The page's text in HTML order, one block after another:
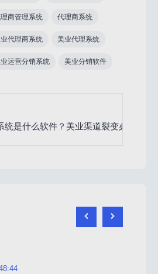
商管理系统 代理商系统
代理商系统 美业代理系统
运营分销系统 美业分销软件
统是什么软件？美业渠道裂变必备